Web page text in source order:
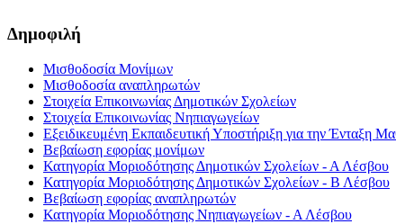
Δημοφιλή
Μισθοδοσία Μονίμων
Μισθοδοσία αναπληρωτών
Στοιχεία Επικοινωνίας Δημοτικών Σχολείων
Στοιχεία Επικοινωνίας Νηπιαγωγείων
Εξειδικευμένη Εκπαιδευτική Υποστήριξη για την Ένταξη
Βεβαίωση εφορίας μονίμων
Κατηγορία Μοριοδότησης Δημοτικών Σχολείων - Α Λέσβου
Κατηγορία Μοριοδότησης Δημοτικών Σχολείων - Β Λέσβου
Βεβαίωση εφορίας αναπληρωτών
Κατηγορία Μοριοδότησης Νηπιαγωγείων - Α Λέσβου